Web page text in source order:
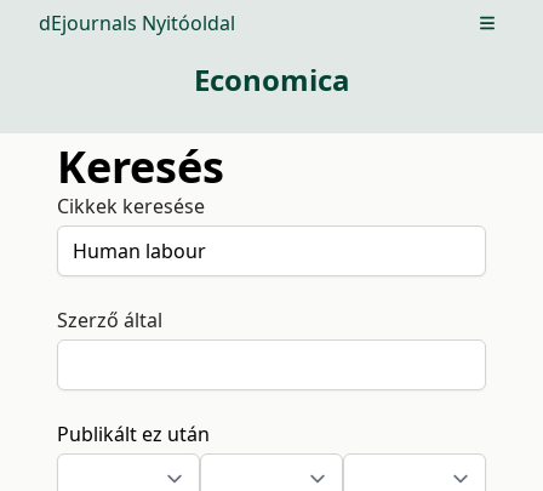
dEjournals Nyitóoldal Open
Economica
Keresés
Cikkek keresése
Szerző által
Publikált ez után